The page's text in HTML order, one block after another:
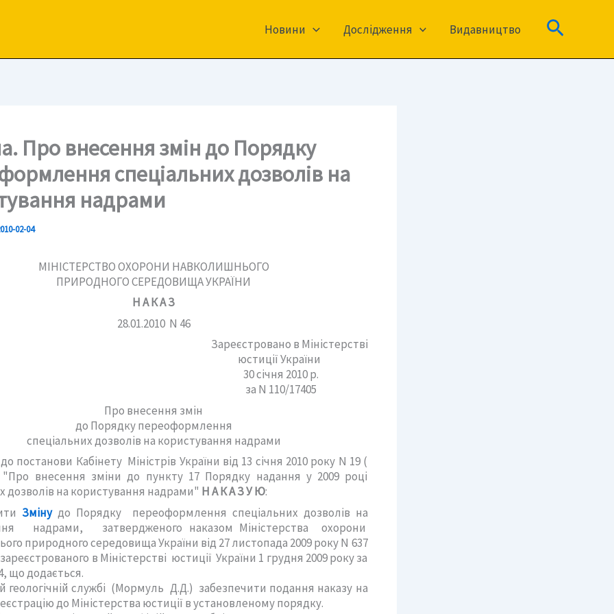
Новини Дослідження Видавництво Пошук
Про внесення змін до Порядку
спеціальних дозволів на
надрами
02-04
МІНІСТЕРСТВО ОХОРОНИ НАВКОЛИШНЬОГО
ПРИРОДНОГО СЕРЕДОВИЩА УКРАЇНИ
Н А К А З
28.01.2010 N 46
Зареєстровано в Міністерстві
юстиції України
30 січня 2010 р.
за N 110/17405
Про внесення змін
до Порядку переоформлення
спеціальних дозволів на користування надрами
постанови Кабінету Міністрів України від 13 січня 2010 року N 19 (
"Про внесення зміни до пункту 17 Порядку надання у 2009 році
дозволів на користування надрами" Н А К А З У Ю:
Змінудо Порядку переоформлення спеціальних дозволів на
надрами, затвердженого наказом Міністерства охорони
природного середовища України від 27 листопада 2009 року N 637
в Міністерстві юстиції України 1 грудня 2009 року за
що додається.
геологічній службі (Мормуль Д.Д.) забезпечити подання наказу на
до Міністерства юстиції в установленому порядку.